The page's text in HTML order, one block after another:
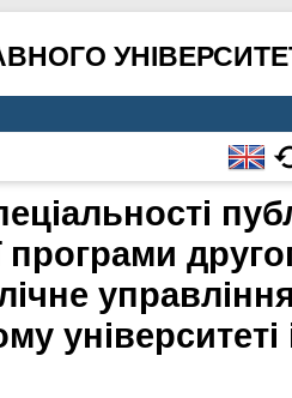
програми
університеті